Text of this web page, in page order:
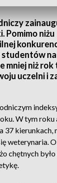
Pomimo niżu
studentów
mniej niż
uczelni i
W tym
37 kierunkach,
weterynaria.
chętnych